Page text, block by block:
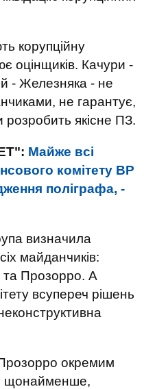
корупційну
оцінщиків. Качури -
- Железняка - не
не гарантує,
якісне ПЗ.
Майже всі
комітету ВР
поліграфа, -
визначила
майданчиків:
Прозорро. А
всупереч рішень
Прозорро окремим
щонайменше,